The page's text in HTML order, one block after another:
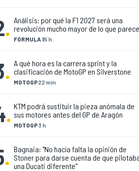
. FÓRMULA 15 h
Análisis: por qué la F1 2027 será una
revolución mucho mayor de lo que parece
. MOTOGP22 min
A qué hora es la carrera sprint y la
clasificación de MotoGP en Silverstone
. MOTOGP3 h
KTM podrá sustituir la pieza anómala de
sus motores antes del GP de Aragón
. Bagnaia: "No hacía falta la opinión de
Stoner para darse cuenta de que
una Ducati diferente"